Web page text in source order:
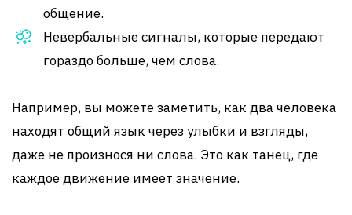
общение.
Невербальные сигналы, которые передают
гораздо больше, чем слова.
Например, вы можете заметить, как два человека
находят общий язык через улыбки и взгляды,
даже не произнося ни слова. Это как танец, где
каждое движение имеет значение.